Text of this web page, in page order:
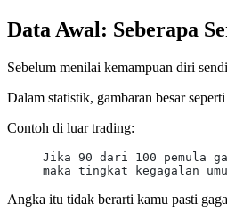
Data Awal: Seberapa
Sebelum menilai kemampuan diri
Dalam statistik, gambaran besar
Contoh di luar trading:
Jika 90 dari 100 pemula
maka tingkat kegagalan
Angka itu tidak berarti kamu pasti